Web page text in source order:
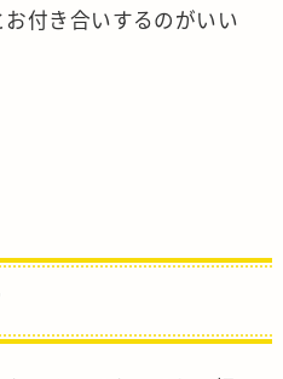
付き合いするのがいい